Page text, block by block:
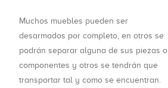
Muchos muebles pueden ser
desarmados por completo, en otros se
podrán separar alguna de sus piezas o
componentes y otros se tendrán que
transportar tal y como se encuentran.